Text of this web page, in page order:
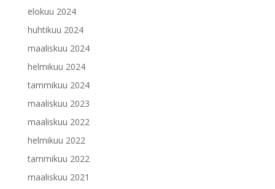
elokuu 2024
huhtikuu 2024
maaliskuu 2024
helmikuu 2024
tammikuu 2024
maaliskuu 2023
maaliskuu 2022
helmikuu 2022
tammikuu 2022
maaliskuu 2021